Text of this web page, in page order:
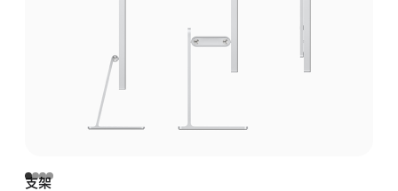
支架